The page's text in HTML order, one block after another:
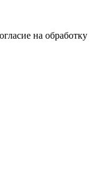
на обработку